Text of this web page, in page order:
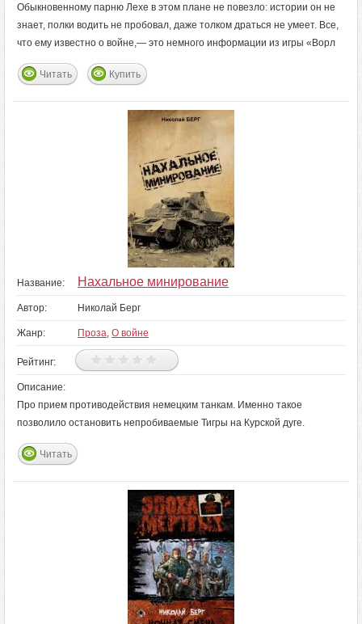
Обыкновенному парню Лехе в этом плане не повезло: истории он не
знает, полки водить не пробовал, даже толком драться не умеет. Все,
что ему известно о войне,— это немного информации из игры «Ворл
Читать Купить
Название: Нахальное минирование
Автор: Николай Берг
Жанр: Проза, О войне
Рейтинг:
Описание:
Про прием противодействия немецким танкам. Именно такое
позволило остановить непробиваемые Тигры на Курской дуге.
Читать